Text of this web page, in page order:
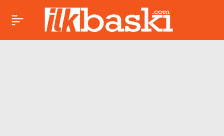
Havana tekrardan
karanlıklar içinde